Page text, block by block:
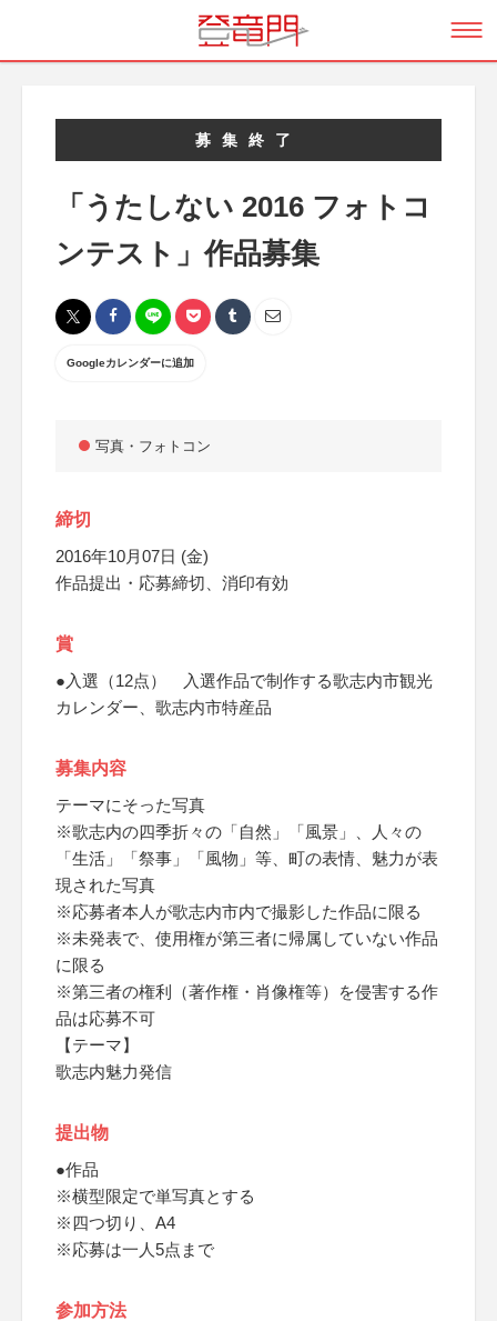
募集終了
「うたしない 2016 フォトコ
ンテスト」作品募集
Googleカレンダーに追加
写真・フォトコン
締切
2016年10月07日 (金)
作品提出・応募締切、消印有効
賞
●入選（12点） 入選作品で制作する歌志内市観光
カレンダー、歌志内市特産品
募集内容
テーマにそった写真
※歌志内の四季折々の「自然」「風景」、人々の
「生活」「祭事」「風物」等、町の表情、魅力が表
現された写真
※応募者本人が歌志内市内で撮影した作品に限る
※未発表で、使用権が第三者に帰属していない作品
に限る
※第三者の権利（著作権・肖像権等）を侵害する作
品は応募不可
【テーマ】
歌志内魅力発信
提出物
●作品
※横型限定で単写真とする
※四つ切り、A4
※応募は一人5点まで
参加方法